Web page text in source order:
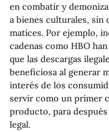
en combatir y
a bienes culturales, sin
matices. Por ejemplo,
cadenas como HBO
que las descargas
beneficiosa al generar
interés de los
servir como un primer
producto, para
legal.